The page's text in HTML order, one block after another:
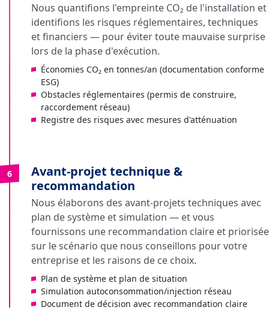
Nous quantifions l'empreinte CO₂ de l'installation et
identifions les risques réglementaires, techniques
et financiers — pour éviter toute mauvaise surprise
lors de la phase d'exécution.
Économies CO₂ en tonnes/an (documentation conforme
ESG)
Obstacles réglementaires (permis de construire,
raccordement réseau)
Registre des risques avec mesures d'atténuation
6
Avant-projet technique &
recommandation
Nous élaborons des avant-projets techniques avec
plan de système et simulation — et vous
fournissons une recommandation claire et priorisée
sur le scénario que nous conseillons pour votre
entreprise et les raisons de ce choix.
Plan de système et plan de situation
Simulation autoconsommation/injection réseau
Document de décision avec recommandation claire